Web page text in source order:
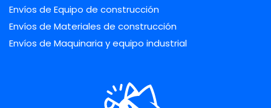
Envíos de Equipo de construcción
Envíos de Materiales de construcción
Envíos de Maquinaria y equipo industrial